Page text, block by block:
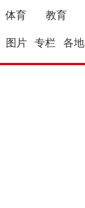
体育 教育
图片 专栏 各地